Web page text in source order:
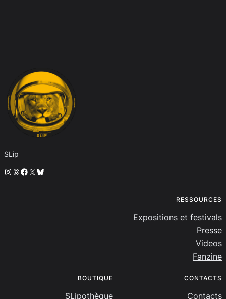
SLip
Instagram
Threads
Facebook
X Bluesky
RESSOURCES
Expositions et festivals
Presse
Videos
Fanzine
BOUTIQUE
SLipothèque
CONTACTS
Contacts